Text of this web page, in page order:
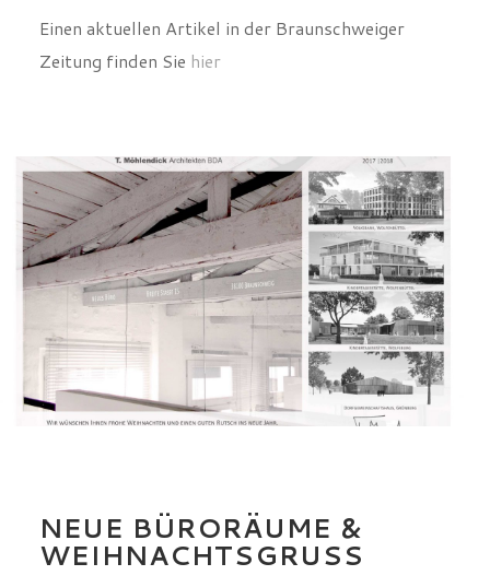
Einen aktuellen Artikel in der Braunschweiger
Zeitung finden Sie hier
NEUE BÜRORÄUME &
WEIHNACHTSGRUSS